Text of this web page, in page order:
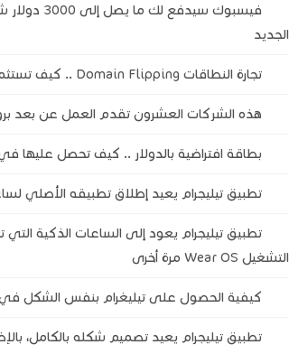
الجديد
تجارة النطاقات Domain Flipping .. كيف تستثمر في عقارات الإنترنت وتحقق أرباحاً كبرى؟
هذه الشركات العشرون تقدم العمل عن بعد برواتب تزيد
بطاقة افتراضية بالدولار .. كيف تحصل
تطبيق تيليجرام يعيد إطلاق تطبيقه الأصلي
تطبيق تيليجرام يعود إلى الساعات الذكية
التشغيل Wear OS مرة أخرى
كيفية الحصول على تيليغرام بنفس الشكل
تطبيق تيليجرام يعيد تصميم شكله بالكامل،